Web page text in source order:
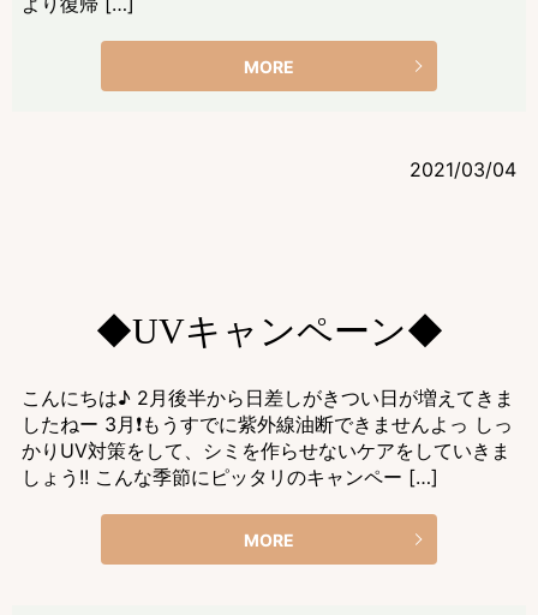
MORE
2021/03/04
◆UVキャンペーン◆
こんにちは♪ 2月後半から日差しがきつい日が増えてきま
したねー 3月❗️もうすでに紫外線油断できませんよっ しっ
かりUV対策をして、シミを作らせないケアをしていきま
しょう!! こんな季節にピッタリのキャンペー […]
MORE